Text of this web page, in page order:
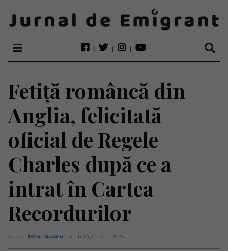
Fetiță româncă din
Anglia, felicitată
oficial de Regele
Charles după ce a
intrat în Cartea
Recordurilor
Scris de: Mihai Diaconu - sâmbătă, 1 martie 2025